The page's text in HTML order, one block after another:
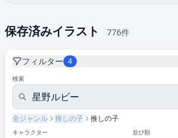
保存済みイラスト 776件
フィルター 4
検索
全ジャンル 推しの子 推しの子
キャラクター 並び順